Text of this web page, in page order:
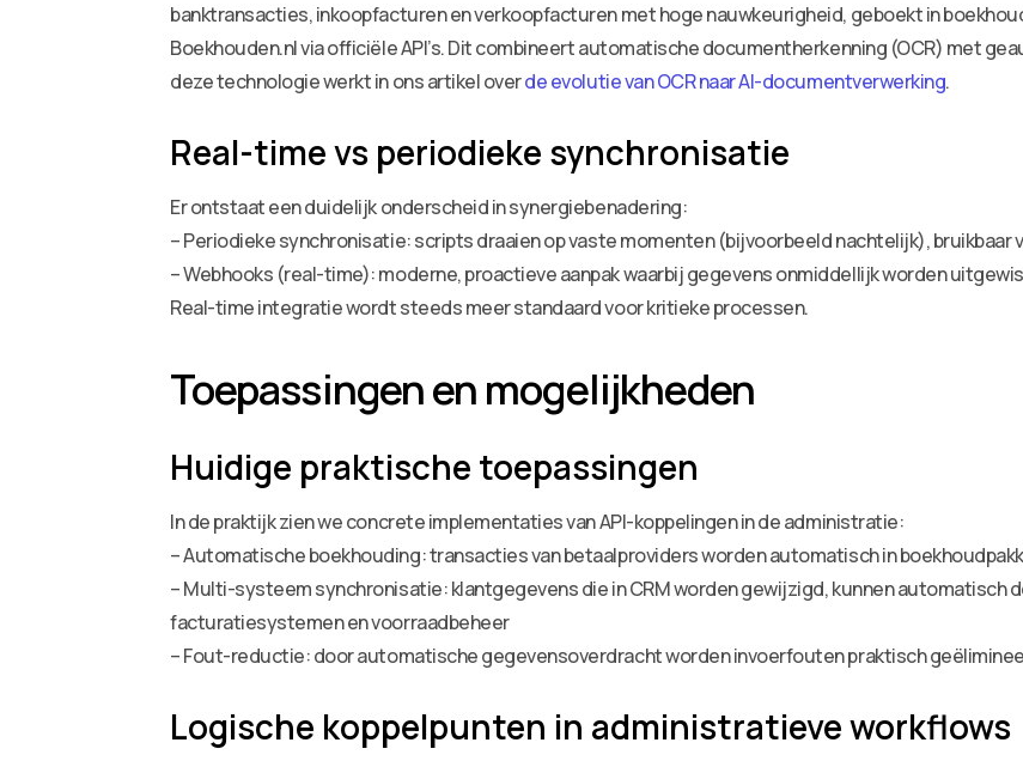
banktransacties, inkoopfacturen en verkoopfacturen met hoge nauwkeurigheid, geboekt in
Boekhouden.nl via officiële API’s. Dit combineert automatische documentherkenning (OCR) met
deze technologie werkt in ons artikel overde evolutie van OCR naar AI-documentverwerking.
Real-time vs periodieke synchronisatie
Er ontstaat een duidelijk onderscheid in synergiebenadering:
– Periodieke synchronisatie: scripts draaien op vaste momenten (bijvoorbeeld nachtelijk),
– Webhooks (real-time): moderne, proactieve aanpak waarbij gegevens onmiddellijk worden
Real-time integratie wordt steeds meer standaard voor kritieke processen.
Toepassingen en mogelijkheden
Huidige praktische toepassingen
In de praktijk zien we concrete implementaties van API-koppelingen in de administratie:
– Automatische boekhouding: transacties van betaalproviders worden automatisch in
– Multi-systeem synchronisatie: klantgegevens die in CRM worden gewijzigd, kunnen automatisch
facturatiesystemen en voorraadbeheer
– Fout-reductie: door automatische gegevensoverdracht worden invoerfouten praktisch
Logische koppelpunten in administratieve workflows